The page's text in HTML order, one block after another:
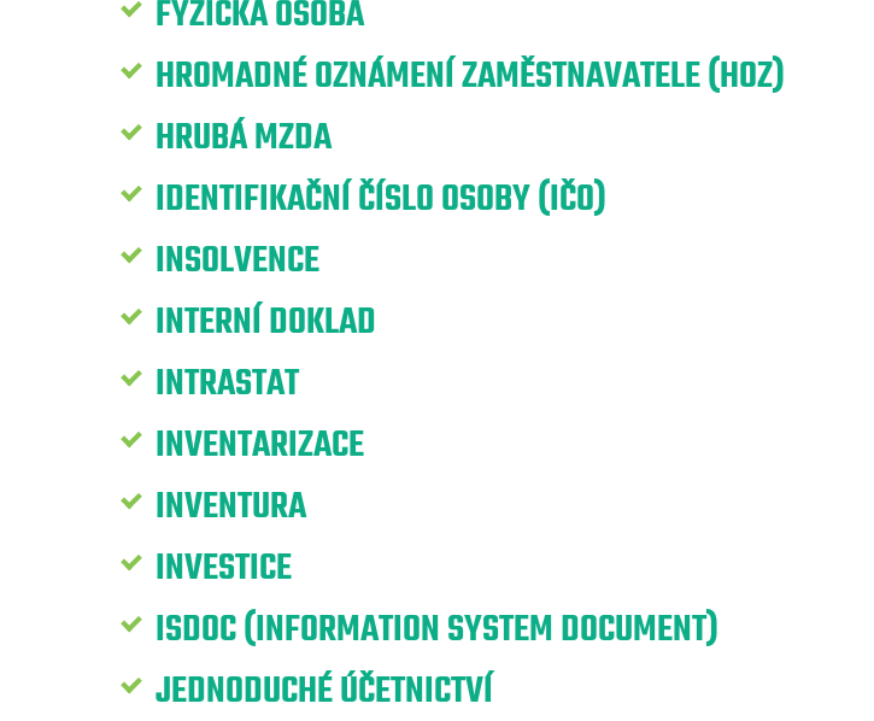
FYZICKÁ OSOBA
HROMADNÉ OZNÁMENÍ ZAMĚSTNAVATELE (HOZ)
HRUBÁ MZDA
IDENTIFIKAČNÍ ČÍSLO OSOBY (IČO)
INSOLVENCE
INTERNÍ DOKLAD
INTRASTAT
INVENTARIZACE
INVENTURA
INVESTICE
ISDOC (INFORMATION SYSTEM DOCUMENT)
JEDNODUCHÉ ÚČETNICTVÍ